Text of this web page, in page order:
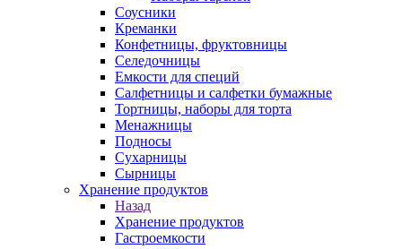
Соусники
Креманки
Конфетницы, фруктовницы
Селедочницы
Емкости для специй
Салфетницы и салфетки бумажные
Тортницы, наборы для торта
Менажницы
Подносы
Сухарницы
Сырницы
Хранение продуктов
Назад
Хранение продуктов
Гастроемкости